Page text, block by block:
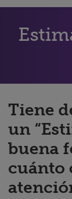
Tiene
un
buena
cuánto